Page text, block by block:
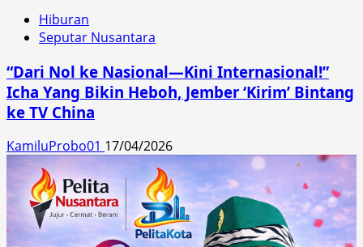
Hiburan
Seputar Nusantara
“Dari Nol ke Nasional—Kini Internasional!”
Icha Yang Bikin Heboh, Jember ‘Kirim’ Bintang
ke TV China
KamiluProbo01 17/04/2026